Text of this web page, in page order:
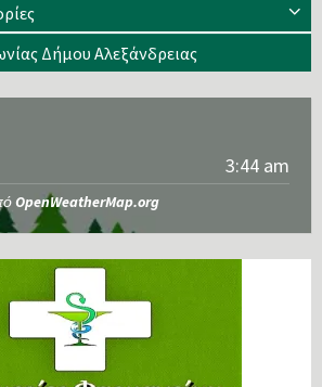
Δήμου Αλεξάνδρειας
3:44 am
OpenWeatherMap.org